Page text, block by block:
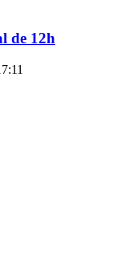
de 12h